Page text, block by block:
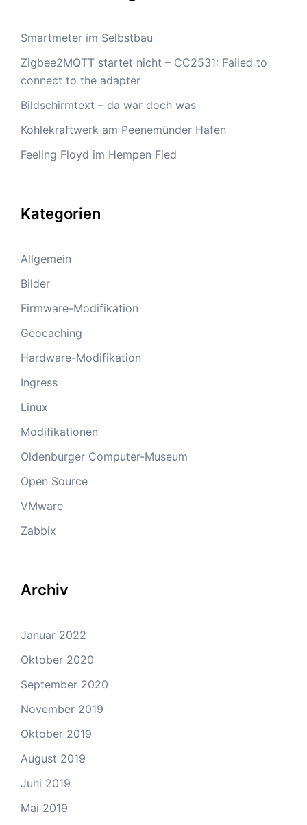
Smartmeter im Selbstbau
Zigbee2MQTT startet nicht – CC2531: Failed to
connect to the adapter
Bildschirmtext – da war doch was
Kohlekraftwerk am Peenemünder Hafen
Feeling Floyd im Hempen Fied
Kategorien
Allgemein
Bilder
Firmware-Modifikation
Geocaching
Hardware-Modifikation
Ingress
Linux
Modifikationen
Oldenburger Computer-Museum
Open Source
VMware
Zabbix
Archiv
Januar 2022
Oktober 2020
September 2020
November 2019
Oktober 2019
August 2019
Juni 2019
Mai 2019